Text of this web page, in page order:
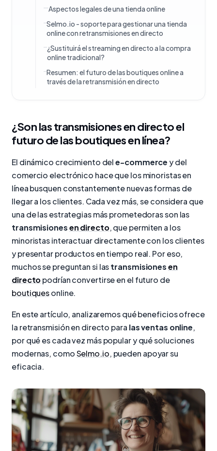
Aspectos legales de una tienda online
Selmo.io - soporte para gestionar una tienda
online con retransmisiones en directo
¿Sustituirá el streaming en directo a la compra
online tradicional?
Resumen: el futuro de las boutiques online a
través de la retransmisión en directo
¿Son las transmisiones en directo el
futuro de las boutiques en línea?
El dinámico crecimiento dele-commercey del
comercio electrónico hace que los minoristas en
línea busquen constantemente nuevas formas de
llegar a los clientes. Cada vez más, se considera que
una de las estrategias más prometedoras son las
transmisionesen directo, que permiten a los
minoristas interactuar directamente con los clientes
y presentar productos en tiempo real. Por eso,
muchos se preguntan si lastransmisionesen
directopodrían convertirse en el futuro de
boutiquesonline.
En este artículo, analizaremos qué beneficios ofrece
la retransmisión en directo para las ventas online,
por qué es cada vez más popular y qué soluciones
modernas, comoSelmo.io, pueden apoyar su
eficacia.